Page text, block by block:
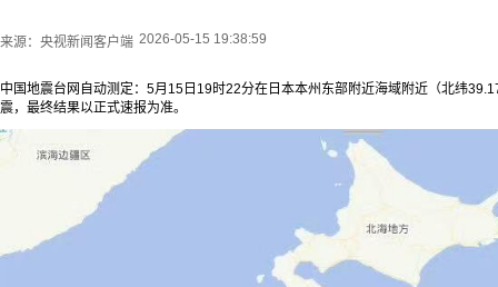
来源： 央视新闻客户端 2026-05-15 19:38:59
中国地震台网自动测定：5月15日19时22分在日本本州东部附近海域附近（北纬
震，最终结果以正式速报为准。